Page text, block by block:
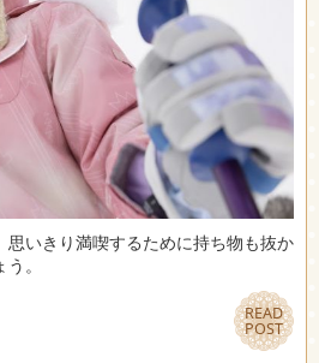
思いきり満喫するために持ち物も抜か
。
READ
POST
READ
POST